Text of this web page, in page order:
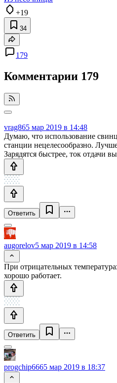
+19
34
179
Комментарии 179
vrag865 мар 2019 в 14:48
Думаю, что использование
станции нецелесообразно.
Зарядятся быстрее, ток отдачи
Ответить
augorelov5 мар 2019 в 14:58
При отрицательных
хорошо работает.
Ответить
progchip6665 мар 2019 в 18:37